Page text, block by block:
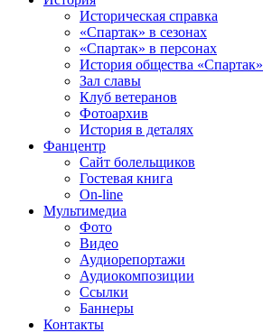
Историческая справка
«Спартак» в сезонах
«Спартак» в персонах
История общества «Спартак»
Зал славы
Клуб ветеранов
Фотоархив
История в деталях
Фанцентр
Сайт болельщиков
Гостевая книга
On-line
Мультимедиа
Фото
Видео
Аудиорепортажи
Аудиокомпозиции
Ссылки
Баннеры
Контакты